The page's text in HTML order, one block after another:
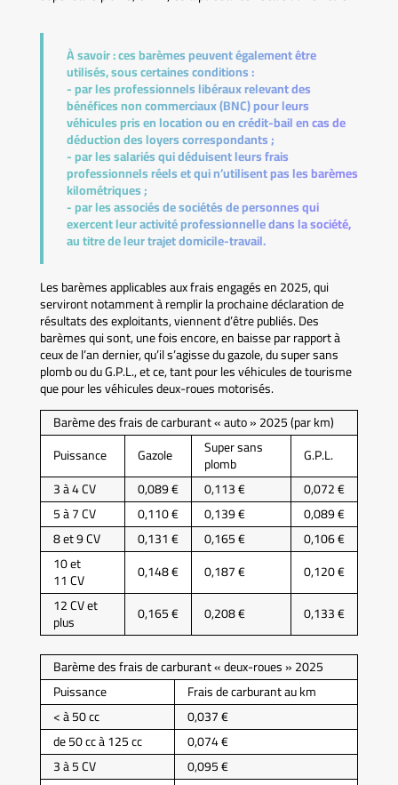
À savoir :ces barèmes peuvent également être
utilisés, sous certaines conditions :
- par les professionnels libéraux relevant des
bénéfices non commerciaux (BNC) pour leurs
véhicules pris en location ou en crédit-bail en cas de
déduction des loyers correspondants ;
- par les salariés qui déduisent leurs frais
professionnels réels et qui n’utilisent pas les barèmes
kilométriques ;
- par les associés de sociétés de personnes qui
exercent leur activité professionnelle dans la société,
au titre de leur trajet domicile-travail.
Les barèmes applicables aux frais engagés en 2025, qui
serviront notamment à remplir la prochaine déclaration de
résultats des exploitants, viennent d’être publiés. Des
barèmes qui sont, une fois encore, en baisse par rapport à
ceux de l’an dernier, qu’il s’agisse du gazole, du super sans
plomb ou du G.P.L., et ce, tant pour les véhicules de tourisme
que pour les véhicules deux-roues motorisés.
Barème des frais de carburant « auto » 2025 (par km)
Puissance
Gazole Super sans
plomb
G.P.L.
3 à 4 CV
0,089 € 0,113 €
0,072 €
5 à 7 CV
0,110 € 0,139 €
0,089 €
8 et 9 CV
0,131 € 0,165 €
0,106 €
10 et
11 CV 0,148 € 0,187 €
0,120 €
12 CV et
plus 0,165 € 0,208 € 0,133 €
Barème des frais de carburant « deux-roues » 2025
Puissance
Frais de carburant au km
< à 50 cc
0,037 €
de 50 cc à 125 cc
0,074 €
3 à 5 CV
0,095 €